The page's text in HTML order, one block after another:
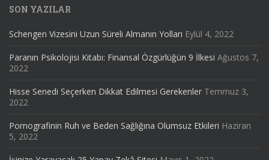
SON YAZILAR
Schengen Vizesini Uzun Süreli Almanın Yolları Eylül 4, 2022
Paranın Psikolojisi Kitabı: Finansal Özgürlüğün 9 İlkesi Ağustos 7,
2022
Hisse Senedi Seçerken Dikkat Edilmesi Gerekenler Temmuz 3,
2022
Pornografinin Ruh ve Beden Sağlığına Olumsuz Etkileri Haziran
5, 2022